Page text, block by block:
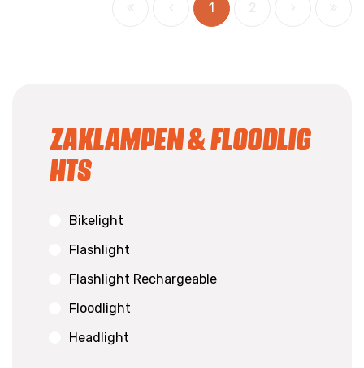
1
Zaklampen & floodlig
hts
Bikelight
Flashlight
Flashlight Rechargeable
Floodlight
Headlight